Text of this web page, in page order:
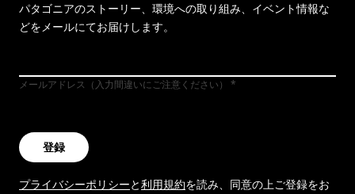
パタゴニアのストーリー、環境への取り組み、イベント情報な
どをメールにてお届けします。
メールアドレス（入力間違いにご注意ください）
登録
プライバシーポリシーと利用規約を読み、同意の上ご登録をお